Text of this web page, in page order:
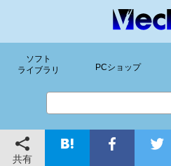
ソフト
ライブラリ
PCショップ
共有